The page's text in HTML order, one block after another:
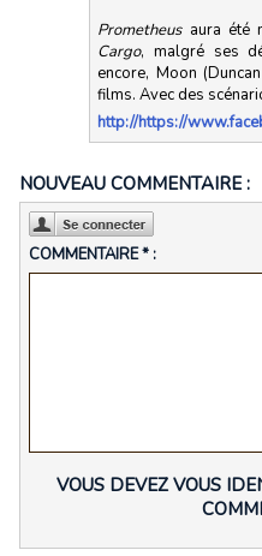
Prometheusaura été
Cargo, malgré ses
encore, Moon
films. Avec des
http://https://
NOUVEAU COMMENTAIRE :
COMMENTAIRE * :
VOUS DEVEZ VOUS